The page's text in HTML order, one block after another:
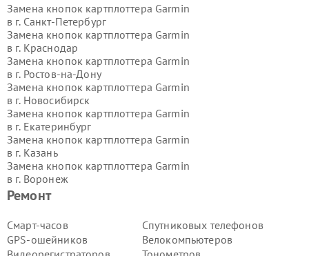
Ремонт
Смарт-часов
GPS-ошейников
Спутниковых телефонов
Велокомпьютеров
Замена кнопок картплоттера Garmin
в г. Санкт-Петербург
Замена кнопок картплоттера Garmin
в г. Краснодар
Замена кнопок картплоттера Garmin
в г. Ростов-на-Дону
Замена кнопок картплоттера Garmin
в г. Новосибирск
Замена кнопок картплоттера Garmin
в г. Екатеринбург
Замена кнопок картплоттера Garmin
в г. Казань
Замена кнопок картплоттера Garmin
в г. Воронеж
Замена кнопок картплоттера Garmin
в г.Волгоград
в г.Самара
Замена кнопок картплоттера Garmin